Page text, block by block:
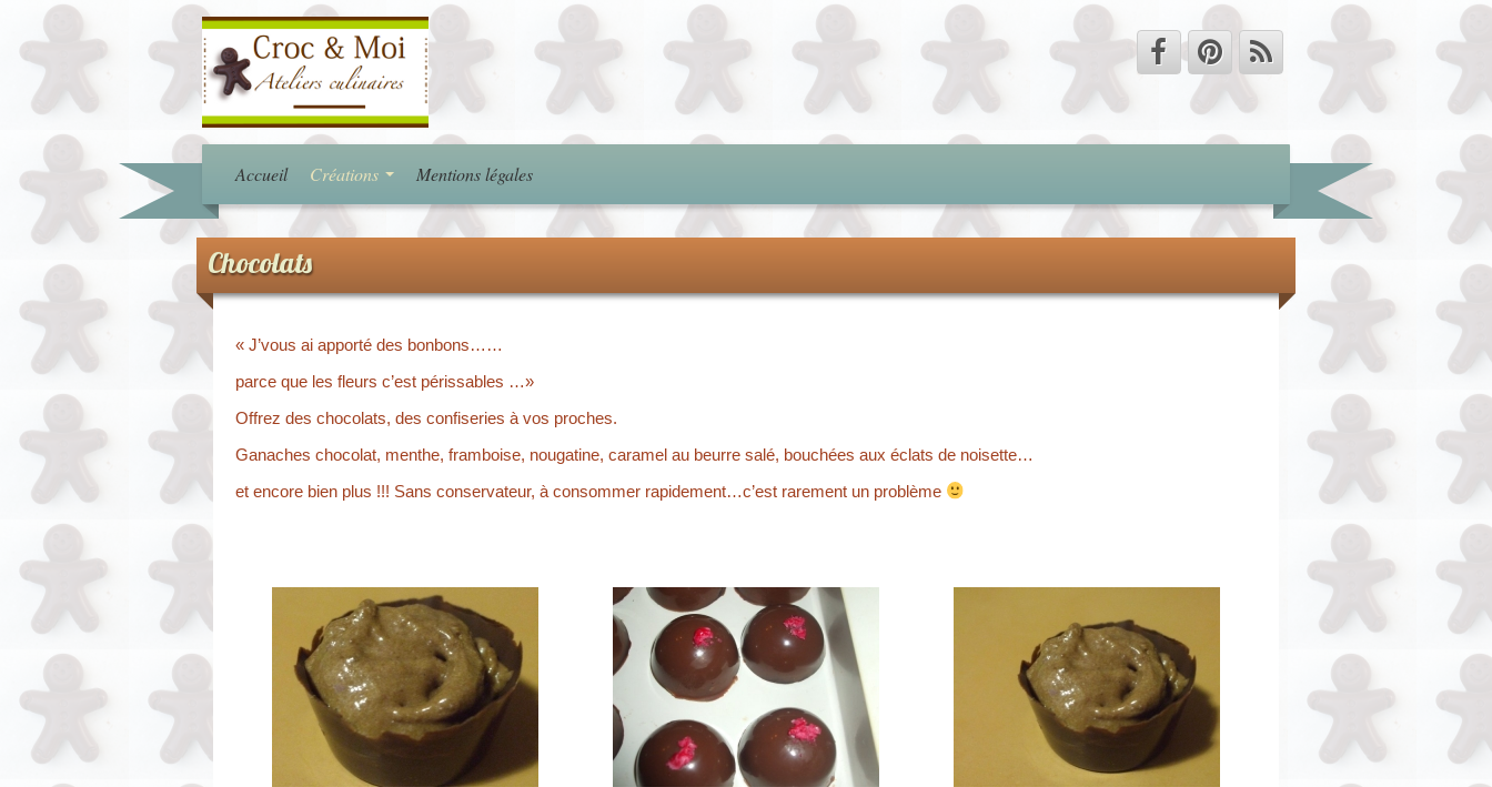
Accueil Créations Mentions légales
Chocolats
« J’vous ai apporté des bonbons……
parce que les fleurs c’est périssables …»
Offrez des chocolats, des confiseries à vos proches.
Ganaches chocolat, menthe, framboise, nougatine, caramel au beurre salé, bouchées aux éclats de noisette…
et encore bien plus !!! Sans conservateur, à consommer rapidement…c’est rarement un problème